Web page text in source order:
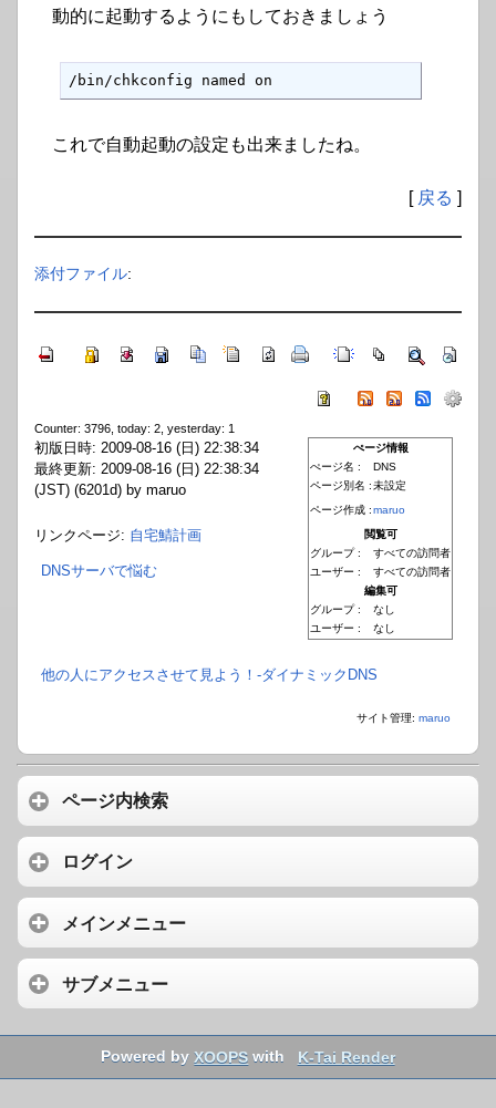
動的に起動するようにもしておきましょう
/bin/chkconfig named on
これで自動起動の設定も出来ましたね。
[ 戻る ]
添付ファイル:
ぺージ情報
ぺージ名 :
DNS
ページ別名 :未設定
ページ作成 :maruo
閲覧可
グループ :
すべての訪問者
ユーザー :
すべての訪問者
編集可
グループ :
なし
ユーザー :
なし
Counter: 3796, today: 2, yesterday: 1
初版日時: 2009-08-16 (日) 22:38:34
最終更新: 2009-08-16 (日) 22:38:34
(JST) (6201d) by maruo
リンクページ: 自宅鯖計画
DNSサーバで悩む
他の人にアクセスさせて見よう！-ダイナミックDNS
サイト管理: maruo
ページ内検索
ログイン
メインメニュー
サブメニュー
Powered byXOOPS with K-Tai Render